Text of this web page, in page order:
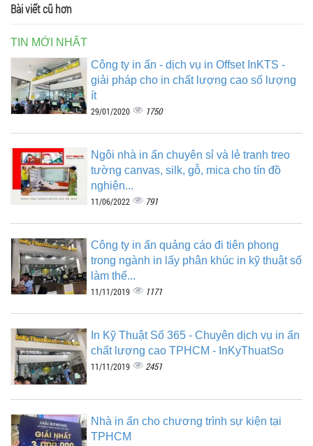
Bài viết cũ hơn
TIN MỚI NHẤT
Công ty in ấn - dịch vụ in Offset InKTS -
giải pháp cho in chất lượng cao số lượng
ít
29/01/2020 1750
Ngôi nhà in ấn chuyên sỉ và lẻ tranh treo
tường canvas, silk, gỗ, mica cho tín đồ
nghiện...
11/06/2022 791
Công ty in ấn quảng cáo đi tiên phong
trong ngành in lấy phân khúc in kỹ thuật số
làm thế...
11/11/2019 1171
In Kỹ Thuật Số 365 - Chuyên dịch vụ in ấn
chất lượng cao TPHCM - InKyThuatSo
11/11/2019 2451
Nhà in ấn cho chương trình sự kiện tại
TPHCM